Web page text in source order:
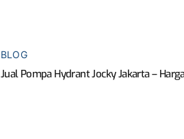
BLOG
Jual Pompa Hydrant Jocky Jakarta –